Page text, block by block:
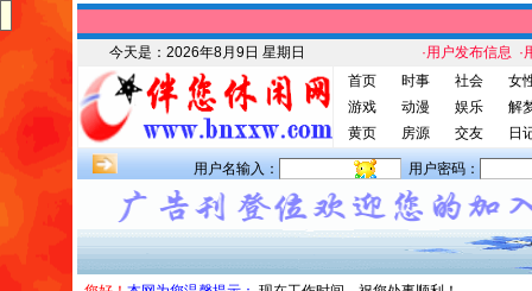
今天是： 2026年8月9日 星期日 ·用户发布信息 ·
首页
时事 社会
女
游戏
动漫 娱乐
解
黄页
房源 交友 日
用户名输入： 用户密码：